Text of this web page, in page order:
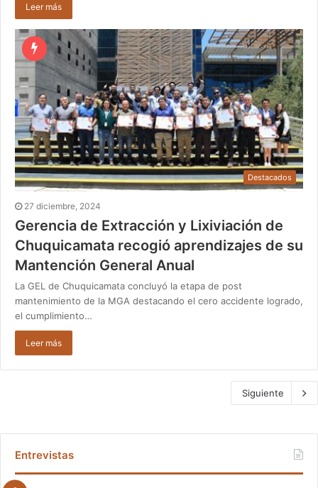
Leer más
Destacados
27 diciembre, 2024
Gerencia de Extracción y Lixiviación de
Chuquicamata recogió aprendizajes de su
Mantención General Anual
La GEL de Chuquicamata concluyó la etapa de post
mantenimiento de la MGA destacando el cero accidente logrado,
el cumplimiento…
Leer más
Siguiente
Entrevistas